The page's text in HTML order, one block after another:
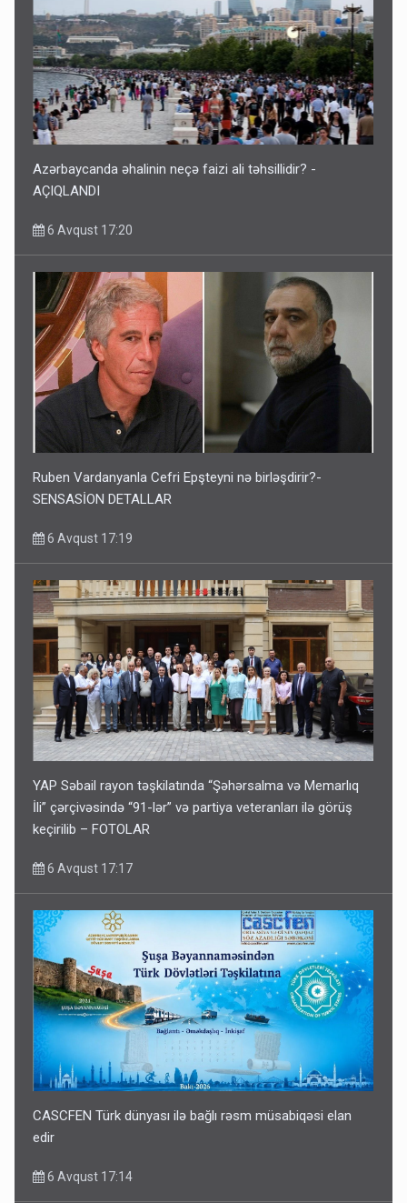
Azərbaycanda əhalinin neçə faizi ali təhsillidir? -
AÇIQLANDI
6 Avqust 17:20
Ruben Vardanyanla Cefri Epşteyni nə birləşdirir?-
SENSASİON DETALLAR
6 Avqust 17:19
YAP Səbail rayon təşkilatında “Şəhərsalma və Memarlıq
İli” çərçivəsində “91-lər” və partiya veteranları ilə görüş
keçirilib – FOTOLAR
6 Avqust 17:17
CASCFEN Türk dünyası ilə bağlı rəsm müsabiqəsi elan
edir
6 Avqust 17:14